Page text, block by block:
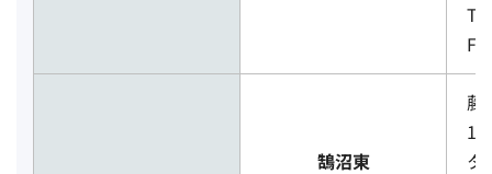
鵠沼東
藤
タ